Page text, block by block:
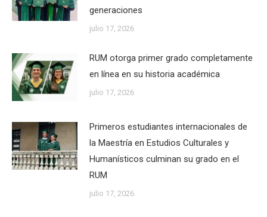
generaciones
julio 17, 2026
RUM otorga primer grado completamente
en línea en su historia académica
julio 17, 2026
Primeros estudiantes internacionales de
la Maestría en Estudios Culturales y
Humanísticos culminan su grado en el
RUM
julio 17, 2026